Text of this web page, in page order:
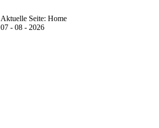
Aktuelle Seite: Home
07 - 08 - 2026